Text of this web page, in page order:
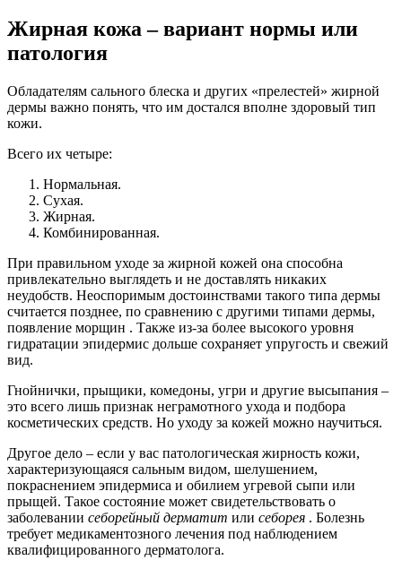
Жирная кожа – вариант нормы или
патология
Обладателям сального блеска и других «прелестей» жирной
дермы важно понять, что им достался вполне здоровый тип
кожи.
Всего их четыре:
Нормальная.
Сухая.
Жирная.
Комбинированная.
При правильном уходе за жирной кожей она способна
привлекательно выглядеть и не доставлять никаких
неудобств. Неоспоримым достоинствами такого типа дермы
считается позднее, по сравнению с другими типами дермы,
появление морщин . Также из-за более высокого уровня
гидратации эпидермис дольше сохраняет упругость и свежий
вид.
Гнойнички, прыщики, комедоны, угри и другие высыпания –
это всего лишь признак неграмотного ухода и подбора
косметических средств. Но уходу за кожей можно научиться.
Другое дело – если у вас патологическая жирность кожи,
характеризующаяся сальным видом, шелушением,
покраснением эпидермиса и обилием угревой сыпи или
прыщей. Такое состояние может свидетельствовать о
заболевании себорейный дерматит или себорея . Болезнь
требует медикаментозного лечения под наблюдением
квалифицированного дерматолога.